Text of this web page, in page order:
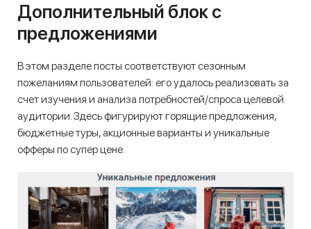
Дополнительный блок с
предложениями
В этом разделе посты соответствуют сезонным
пожеланиям пользователей: его удалось реализовать за
счет изучения и анализа потребностей/спроса целевой
аудитории. Здесь фигурируют горящие предложения,
бюджетные туры, акционные варианты и уникальные
офферы по супер цене.